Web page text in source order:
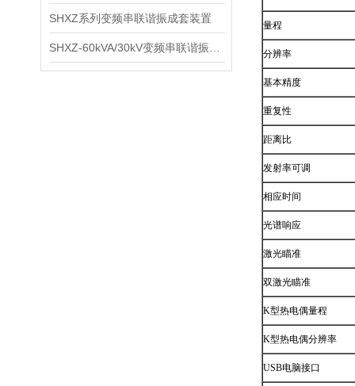
SHXZ系列变频串联谐振成套装置
量程
分辨率
基本精度
重复性
距离比
发射率可调
相应时间
光谱响应
激光瞄准
双激光瞄准
K型热电偶量程
K型热电偶分辨率
USB电脑接口